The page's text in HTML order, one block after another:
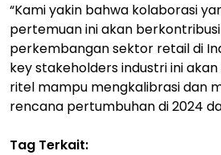
“Kami yakin bahwa kolaborasi
pertemuan ini akan
perkembangan sektor retail di
key stakeholders industri ini
ritel mampu mengkalibrasi dan
rencana pertumbuhan di 2024
Tag Terkait: